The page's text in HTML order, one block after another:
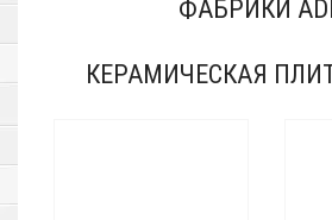
ФАБРИКИ
КЕРАМИЧЕСКАЯ